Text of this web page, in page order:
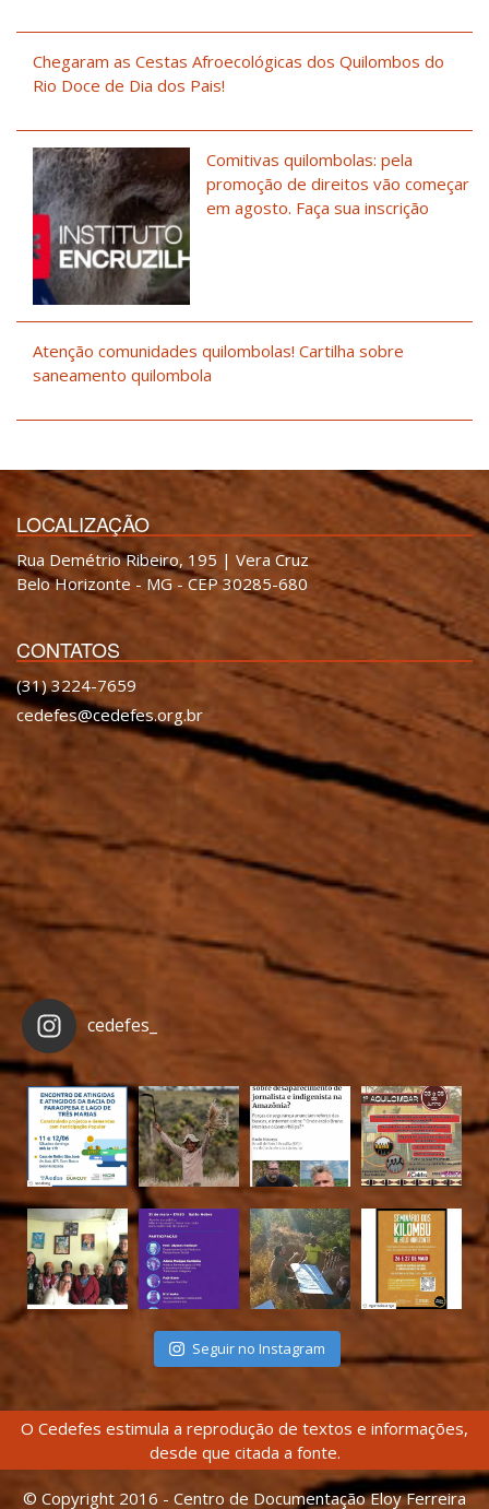
Chegaram as Cestas Afroecológicas dos Quilombos do
Rio Doce de Dia dos Pais!
Comitivas quilombolas: pela
promoção de direitos vão começar
em agosto. Faça sua inscrição
Atenção comunidades quilombolas! Cartilha sobre
saneamento quilombola
LOCALIZAÇÃO
Rua Demétrio Ribeiro, 195 | Vera Cruz
Belo Horizonte - MG - CEP 30285-680
CONTATOS
(31) 3224-7659
cedefes@cedefes.org.br
cedefes_
Seguir no Instagram
O Cedefes estimula a reprodução de textos e informações,
desde que citada a fonte.
© Copyright 2016 - Centro de Documentação Eloy Ferreira